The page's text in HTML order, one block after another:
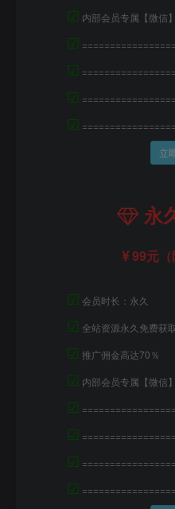
☑ 内部会员专属【微信
☑
☑
☑
☑
立
永
99元（
☑ 会员时长：永久
☑ 全站资源永久免费获取
☑ 推广佣金高达70％
☑ 内部会员专属【微信
☑
☑
☑
☑